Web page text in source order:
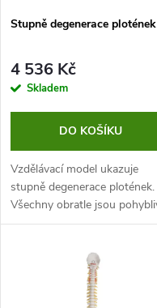
p
r
o
d
u
s
p
r
d
u
Stupně degenerace plotének
4 536 Kč
Skladem
DO KOŠÍKU
Vzdělávací model ukazuje
stupně degenerace plotének.
Všechny obratle jsou
lze je oddělit a jsou spojeny